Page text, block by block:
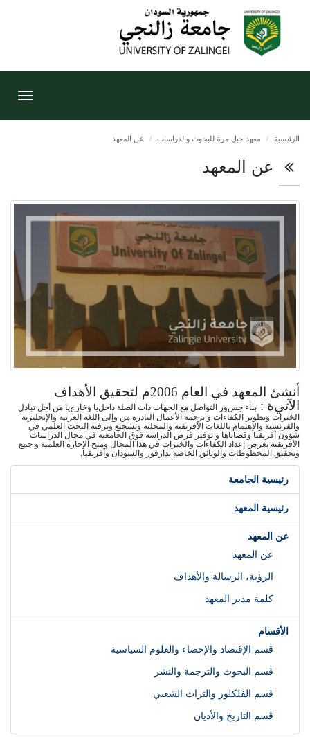
الرئيسية معهد جبل مرة للبحوث والدراسات عن المعهد
عن المعهد
أنشئ المعهد في العام 2006م لتحقيق
الأهداف
الآتية : بناء جسور ا لتواصل مع الجهات ذات الصلة داخليا وخارجيا من أجل تبادل
الخبرات وتطوير الكفاءات و ترجمة الأعمال النادرة من وإلى اللغة العربية والإنجليزية
والفرنسية والإهتمام باللغات الأفريقية والمحلية وتشجيع وترقية البحث العلمي في
شؤون أفريقيا وقضاياها و توفير فرص الدراسة فوق الجامعية في مجال الدر اسات
الأفريقية بغرض إعداد الكفاءات والخبرات في هذا المجال ومنح الإجازة العلمية و جمع
وتحقيق المخطوطات و الوثائق الخاصة بدارفور والسودان وأفريقيا.
رئيسية الجامعة
رئيسية المعهد
عن المعهد
عن المعهد
الرؤية، الرسالة والأهداف
كلمة مدير المعهد
الأقسام
قسم الإقتصاد والإحصاء والعلوم السياسية
قسم البحوث والترجمة والنشر
قسم الفلكلور والتراث الشعبي
قسم التاريخ والأديان